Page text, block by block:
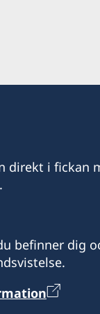
i fickan
befinner dig